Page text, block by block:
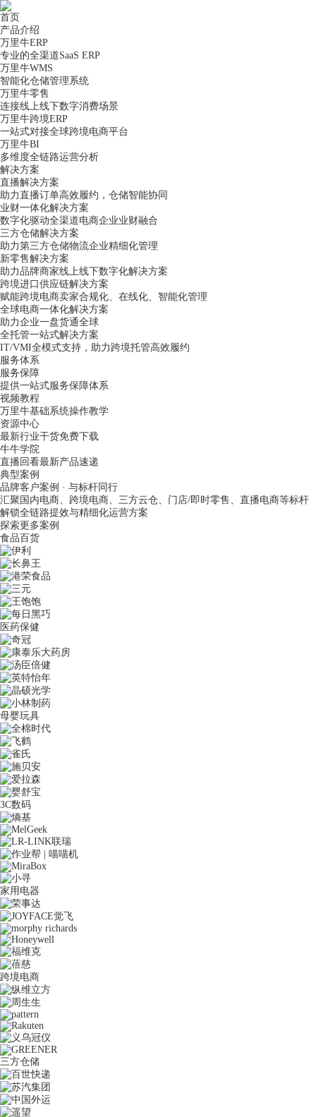
首页
产品介绍
万里牛ERP
专业的全渠道SaaS ERP
万里牛WMS
智能化仓储管理系统
万里牛零售
连接线上线下数字消费场景
万里牛跨境ERP
一站式对接全球跨境电商平台
万里牛BI
多维度全链路运营分析
解决方案
直播解决方案
助力直播订单高效履约，仓储智能协同
业财一体化解决方案
数字化驱动全渠道电商企业业财融合
三方仓储解决方案
助力第三方仓储物流企业精细化管理
新零售解决方案
助力品牌商家线上线下数字化解决方案
跨境进口供应链解决方案
赋能跨境电商卖家合规化、在线化、智能化管理
全球电商一体化解决方案
助力企业一盘货通全球
全托管一站式解决方案
IT/VMI全模式支持，助力跨境托管高效履约
服务体系
服务保障
提供一站式服务保障体系
视频教程
万里牛基础系统操作教学
资源中心
最新行业干货免费下载
牛牛学院
直播回看最新产品速递
典型案例
品牌客户案例 · 与标杆同行
汇聚国内电商、跨境电商、三方云仓、门店/即时零售、直播电商等标杆
解锁全链路提效与精细化运营方案
探索更多案例
食品百货
医药保健
母婴玩具
3C数码
家用电器
跨境电商
三方仓储